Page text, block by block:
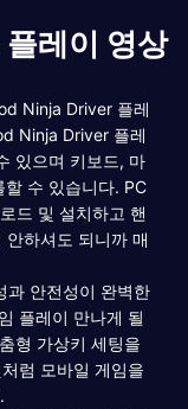
레이 영상
Ninja Driver 플레
Ninja Driver 플레
있으며 키보드, 마
수 있습니다. PC
드 및 설치하고 핸
하셔도 되니까 매
과 안전성이 완벽한
플레이 만나게 될
형 가상키 세팅을
럼 모바일 게임을